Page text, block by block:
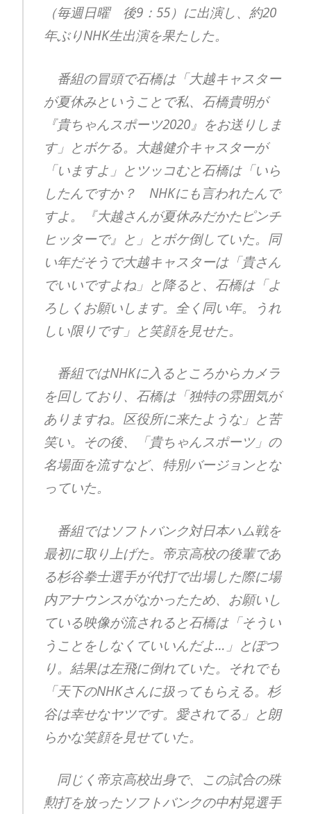
（毎週日曜 後9：55）に出演し、約20
年ぶりNHK生出演を果たした。
番組の冒頭で石橋は「大越キャスター
が夏休みということで私、石橋貴明が
『貴ちゃんスポーツ2020』をお送りしま
す」とボケる。大越健介キャスターが
「いますよ」とツッコむと石橋は「いら
したんですか？ NHKにも言われたんで
すよ。『大越さんが夏休みだかたピンチ
ヒッターで』と」とボケ倒していた。同
い年だそうで大越キャスターは「貴さん
でいいですよね」と降ると、石橋は「よ
ろしくお願いします。全く同い年。うれ
しい限りです」と笑顔を見せた。
番組ではNHKに入るところからカメラ
を回しており、石橋は「独特の雰囲気が
ありますね。区役所に来たような」と苦
笑い。その後、「貴ちゃんスポーツ」の
名場面を流すなど、特別バージョンとな
っていた。
番組ではソフトバンク対日本ハム戦を
最初に取り上げた。帝京高校の後輩であ
る杉谷拳士選手が代打で出場した際に場
内アナウンスがなかったため、お願いし
ている映像が流されると石橋は「そうい
うことをしなくていいんだよ…」とぽつ
り。結果は左飛に倒れていた。それでも
「天下のNHKさんに扱ってもらえる。杉
谷は幸せなヤツです。愛されてる」と朗
らかな笑顔を見せていた。
同じく帝京高校出身で、この試合の殊
勲打を放ったソフトバンクの中村晃選手